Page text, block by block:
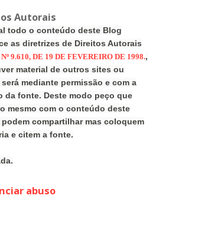
Autorais
todo o conteúdo deste Blog
as diretrizes de Direitos Autorais
9.610, DE 19 DE FEVEREIRO DE 1998.,
material de outros sites ou
mediante permissão e com a
da fonte. Deste modo peço que
mesmo com o conteúdo deste
compartilhar mas coloquem
e citem a fonte.
abuso